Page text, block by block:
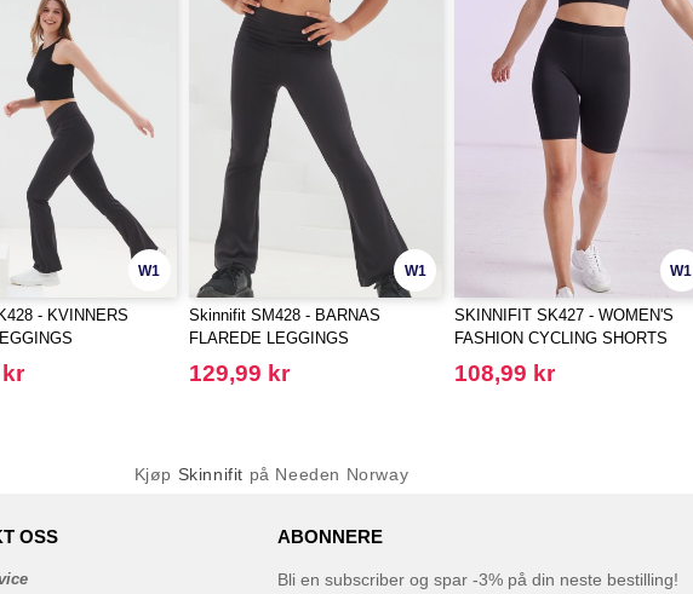
W1
- KVINNERS
W1
Skinnifit SM428 - BARNAS
FLAREDE LEGGINGS
129,99 kr
W1
SKINNIFIT SK427 - WOMEN'S
FASHION CYCLING SHORTS
108,99 kr
Kjøp Skinnifit på Needen Norway
OSS ABONNERE
Bli en subscriber og spar -3% på din neste bestilling!